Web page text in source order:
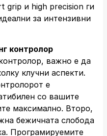
grip и high precision ги
за интензивни
контролор
важно е да
клучни аспекти.
е
со вашите
максимално. Второ,
бежичната слобода
Програмируемите